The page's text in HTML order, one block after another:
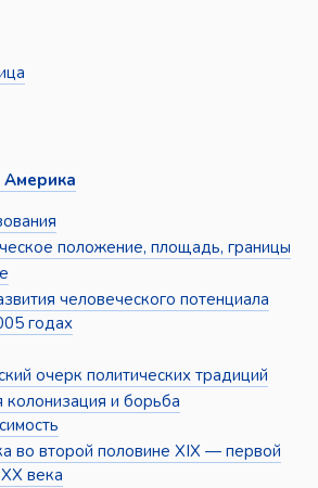
Америка
положение, площадь, границы
человеческого потенциала
годах
очерк политических традиций
колонизация и борьба
во второй половине XIX — первой
века